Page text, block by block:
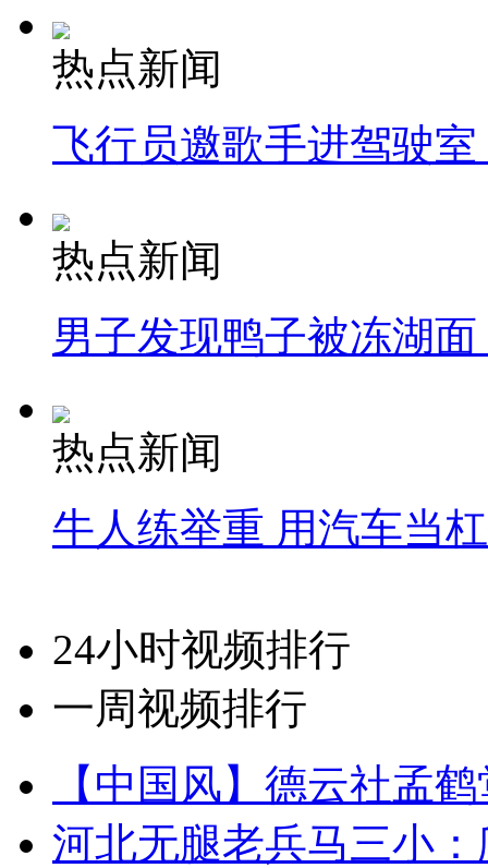
热点新闻
飞行员邀歌手进驾驶
热点新闻
男子发现鸭子被冻湖
热点新闻
牛人练举重 用汽车当
24小时视频排行
一周视频排行
【中国风】德云社孟
河北无腿老兵马三小